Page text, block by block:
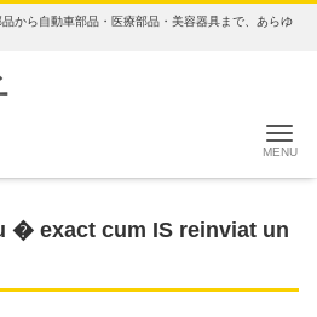
から自動車部品・医療部品・美容器具まで、あらゆ
ナ
� exact cum IS reinviat un